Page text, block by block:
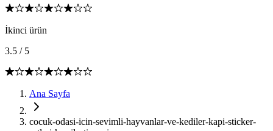
İkinci ürün
3.5 / 5
Ana Sayfa
cocuk-odasi-icin-sevimli-hayvanlar-ve-kediler-kapi-sticker-